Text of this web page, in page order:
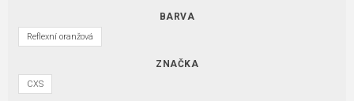
BARVA
Reflexní oranžová
ZNAČKA
CXS